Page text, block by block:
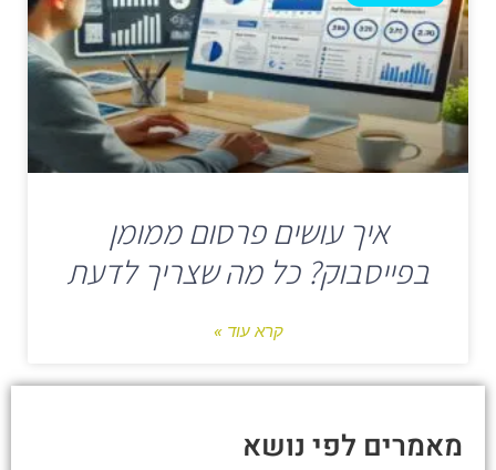
איך עושים פרסום ממומן
בפייסבוק? כל מה שצריך לדעת
קרא עוד »
מאמרים לפי נושא